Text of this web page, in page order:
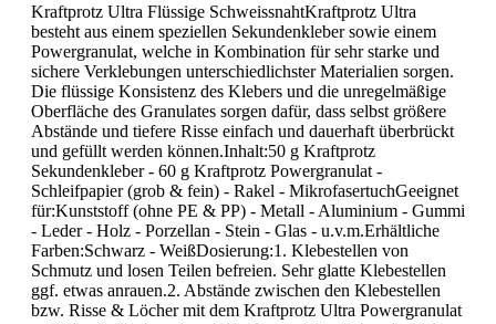
Kraftprotz Ultra Flüssige SchweissnahtKraftprotz Ultra
besteht aus einem speziellen Sekundenkleber sowie einem
Powergranulat, welche in Kombination für sehr starke und
sichere Verklebungen unterschiedlichster Materialien sorgen.
Die flüssige Konsistenz des Klebers und die unregelmäßige
Oberfläche des Granulates sorgen dafür, dass selbst größere
Abstände und tiefere Risse einfach und dauerhaft überbrückt
und gefüllt werden können.Inhalt:50 g Kraftprotz
Sekundenkleber - 60 g Kraftprotz Powergranulat -
Schleifpapier (grob & fein) - Rakel - MikrofasertuchGeeignet
für:Kunststoff (ohne PE & PP) - Metall - Aluminium - Gummi
- Leder - Holz - Porzellan - Stein - Glas - u.v.m.Erhältliche
Farben:Schwarz - WeißDosierung:1. Klebestellen von
Schmutz und losen Teilen befreien. Sehr glatte Klebestellen
ggf. etwas anrauen.2. Abstände zwischen den Klebestellen
bzw. Risse & Löcher mit dem Kraftprotz Ultra Powergranulat